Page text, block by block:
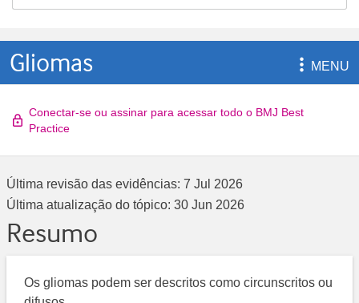
Gliomas MENU
Conectar-se ou assinar para acessar todo o BMJ Best
Practice
Última revisão das evidências: 7 Jul 2026
Última atualização do tópico: 30 Jun 2026
Resumo
Os gliomas podem ser descritos como circunscritos ou